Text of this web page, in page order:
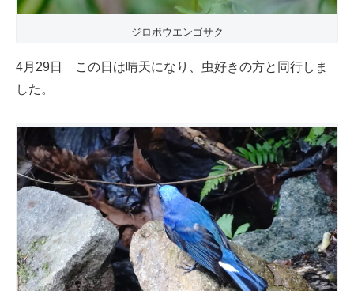
ジロボウエンゴサク
4月29日 この日は晴天になり、虫好きの方と同行しま
した。